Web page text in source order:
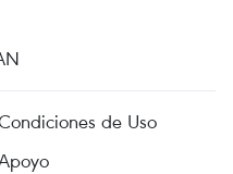
de Uso